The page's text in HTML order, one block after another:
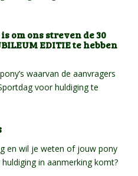
om ons streven de 30
EDITIE te hebben
waarvan de aanvragers
voor huldiging te
en wil je weten of jouw pony
in aanmerking komt?